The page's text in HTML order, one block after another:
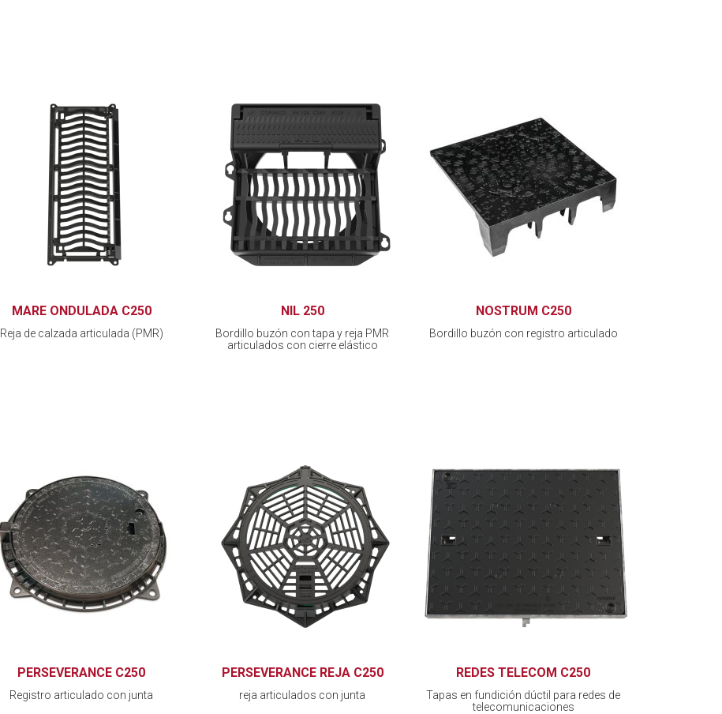
MARE ONDULADA C250
Reja de calzada articulada (PMR)
NIL 250
Bordillo buzón con tapa y reja PMR
articulados con cierre elástico
NOSTRUM C250
Bordillo buzón con registro articulado
PERSEVERANCE C250
Registro articulado con junta
PERSEVERANCE REJA C250
reja articulados con junta
REDES TELECOM C250
Tapas en fundición dúctil para redes de
telecomunicaciones